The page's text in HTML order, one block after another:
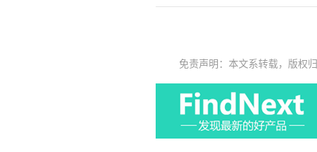
免责声明：本文系转载，版权